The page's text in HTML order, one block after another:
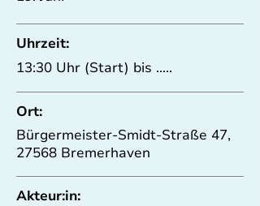
Uhrzeit:
13:30 Uhr (Start) bis .....
Ort:
Bürgermeister-Smidt-Straße 47,
27568 Bremerhaven
Akteur:in: